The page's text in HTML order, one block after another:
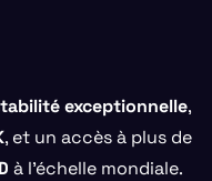
exceptionnelle,
, et un accès à plus de
à l’échelle mondiale.